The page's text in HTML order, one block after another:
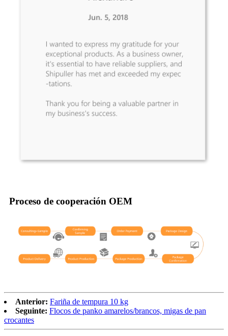
Proceso de cooperación OEM
Anterior: Fariña de tempura 10 kg
Seguinte: Flocos de panko amarelos/brancos, migas de pan
crocantes